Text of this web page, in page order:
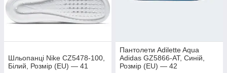
Шльопанці Nike CZ5478-100,
Білий, Розмір (EU) — 41
Пантолети Adilette Aqua
Adidas GZ5866-AT, Синій,
Розмір (EU) — 42